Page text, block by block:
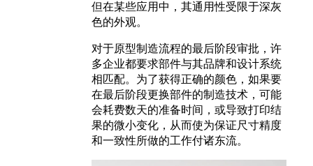
但在某些应用中，其通用性受限于深灰
色的外观。
对于原型制造流程的最后阶段审批，许
多企业都要求部件与其品牌和设计系统
相匹配。为了获得正确的颜色，如果要
在最后阶段更换部件的制造技术，可能
会耗费数天的准备时间，或导致打印结
果的微小变化，从而使为保证尺寸精度
和一致性所做的工作付诸东流。